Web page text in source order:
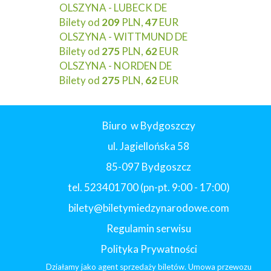
OLSZYNA - LUBECK DE
Bilety od 209 PLN,47EUR
OLSZYNA - WITTMUND DE
Bilety od 275 PLN, 62EUR
OLSZYNA - NORDEN DE
Bilety od 275 PLN, 62EUR
Biuro w Bydgoszczy
ul. Jagiellońska 58
85-097 Bydgoszcz
tel. 523401700 (pn-pt. 9:00 - 17:00)
bilety@biletymiedzynarodowe.com
Regulamin serwisu
Polityka Prywatności
Działamy jako agent sprzedaży biletów. Umowa przewozu